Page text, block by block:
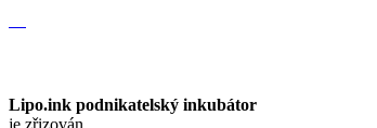
Lipo.ink podnikatelský inkubátor